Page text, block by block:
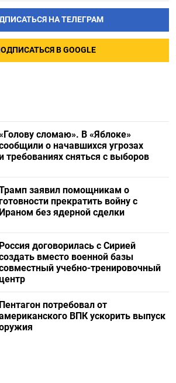
НА ТЕЛЕГРАМ
В GOOGLE
сломаю». В «Яблоке»
о начавшихся угрозах
требованиях сняться с выборов
заявил помощникам о
прекратить войну с
Ираном без ядерной сделки
Россия договорилась с Сирией
вместо военной базы
учебно-тренировочный
Пентагон потребовал от
ВПК ускорить выпуск